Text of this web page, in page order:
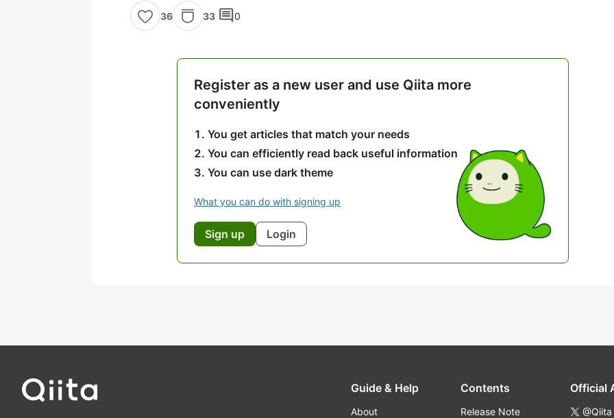
36 33 comment0
Register as a new user and use Qiita more
conveniently
You get articles that match your needs
You can efficiently read back useful information
You can use dark theme
What you can do with signing up
Sign up Login
Guide & Help
About
Contents
Release Note
Official
@Qiita